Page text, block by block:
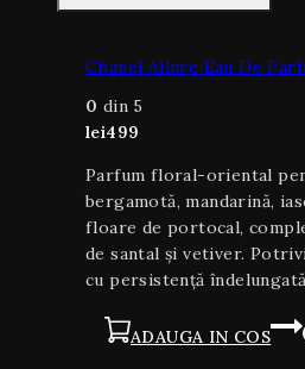
Chanel Allure Eau De
0 din 5
lei499
Parfum floral-oriental
bergamotă, mandarină,
floare de portocal,
de santal și vetiver.
cu persistență
ADAUGA IN COS